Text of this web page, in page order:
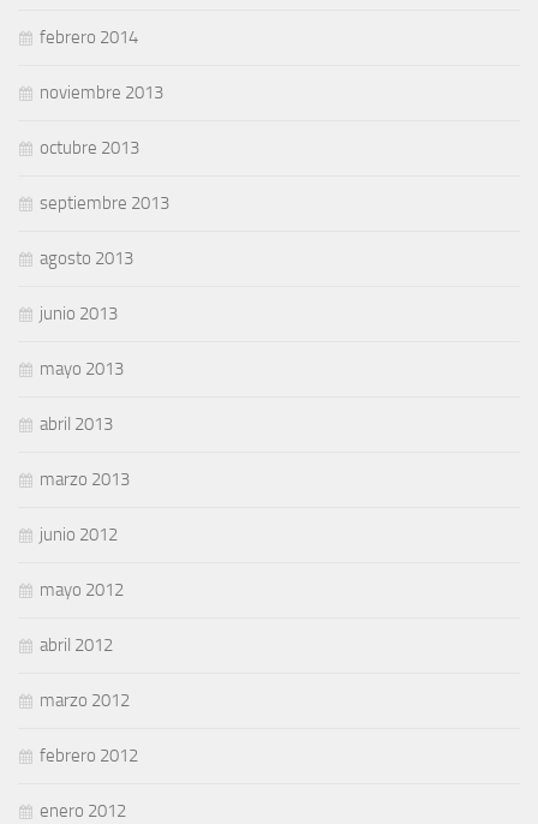
febrero 2014
noviembre 2013
octubre 2013
septiembre 2013
agosto 2013
junio 2013
mayo 2013
abril 2013
marzo 2013
junio 2012
mayo 2012
abril 2012
marzo 2012
febrero 2012
enero 2012